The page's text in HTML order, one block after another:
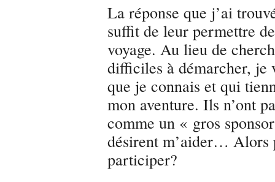
La réponse que j’ai
suffit de leur permettre
voyage. Au lieu de
difficiles à démarcher, je
que je connais et qui
mon aventure. Ils n’ont
comme un « gros
désirent m’aider… Alors
participer?